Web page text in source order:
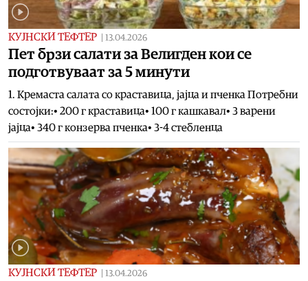
КУЈНСКИ ТЕФТЕР 13.04.2026
Пет брзи салати за Велигден кои се
подготвуваат за 5 минути
1. Кремаста салата со краставица, јајца и пченка Потребни
состојки:• 200 г краставица• 100 г кашкавал• 3 варени
јајца• 340 г конзерва пченка• 3-4 стебленца
КУЈНСКИ ТЕФТЕР 13.04.2026